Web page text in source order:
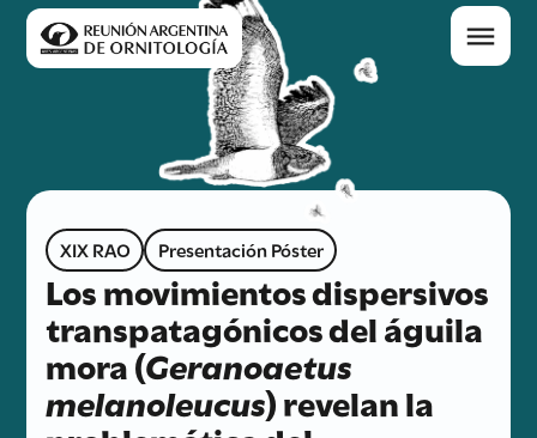
XIX RAO Presentación Póster
Los movimientos dispersivos
transpatagónicos del águila
mora (Geranoaetus
melanoleucus) revelan la